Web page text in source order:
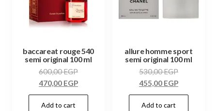
baccareat rouge 540
semi original 100 ml
600,00EGP
470,00 EGP
Add to cart
allure homme sport
semi original 100 ml
530,00EGP
455,00 EGP
Add to cart